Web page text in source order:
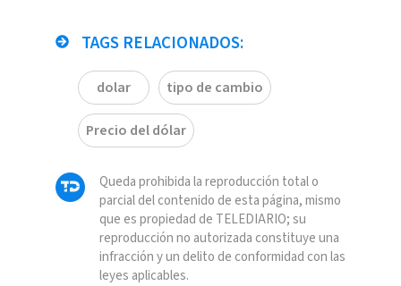
TAGS RELACIONADOS:
dolar tipo de cambio
Precio del dólar
Queda prohibida la reproducción total o
parcial del contenido de esta página, mismo
que es propiedad de TELEDIARIO; su
reproducción no autorizada constituye una
infracción y un delito de conformidad con las
leyes aplicables.